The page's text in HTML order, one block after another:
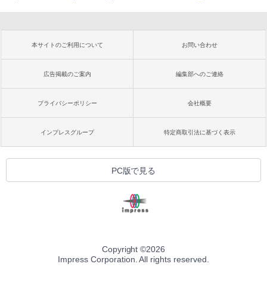
本サイトのご利用について お問い合わせ
広告掲載のご案内 編集部へのご連絡
プライバシーポリシー 会社概要
インプレスグループ 特定商取引法に基づく表示
PC版で見る
Copyright ©2026
Impress Corporation. All rights reserved.